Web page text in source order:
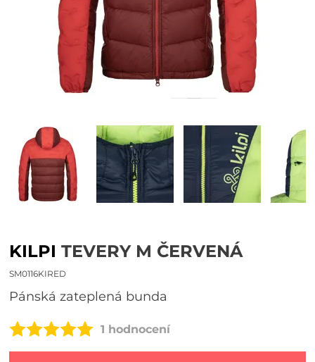
KILPI TEVERY M ČERVENÁ
SM0116KIRED
Pánská zateplená bunda
1 hodnocení